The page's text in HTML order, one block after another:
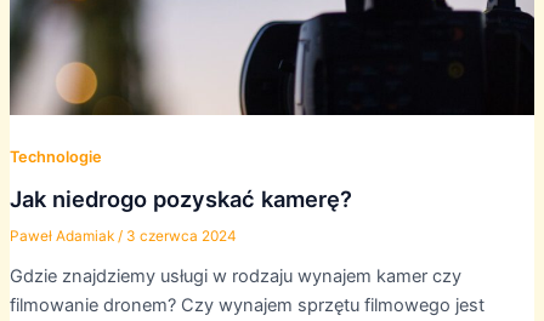
Technologie
Jak niedrogo pozyskać kamerę?
Paweł Adamiak / 3 czerwca 2024
Gdzie znajdziemy usługi w rodzaju wynajem kamer czy
filmowanie dronem? Czy wynajem sprzętu filmowego jest